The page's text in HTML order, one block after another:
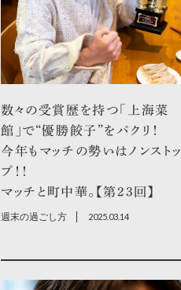
数々の受賞歴を持つ「上海菜
館」で“優勝餃子”をパクリ！
今年もマッチの勢いはノンストッ
プ！！
マッチと町中華。【第23回】
週末の過ごし方 2025.03.14